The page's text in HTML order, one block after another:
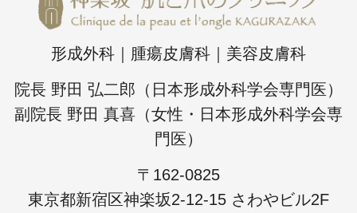
形成外科｜腫瘍皮膚科｜美容皮膚科
院長 野田 弘二郎（日本形成外科学会専門医）
副院長 野田 真喜（女性・日本形成外科学会専
門医）
〒162-0825
東京都新宿区神楽坂2-12-15 さわやビル2F